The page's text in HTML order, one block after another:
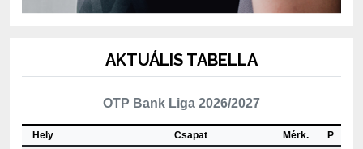
AKTUÁLIS TABELLA
OTP Bank Liga 2026/2027
Hely Csapat Mérk. P